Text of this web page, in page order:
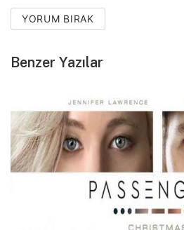
YORUM BIRAK
Benzer Yazılar